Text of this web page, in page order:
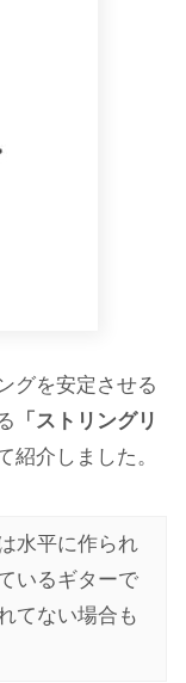
グを安定させる
「ストリングリ
紹介しました。
水平に作られ
いるギターで
てない場合も